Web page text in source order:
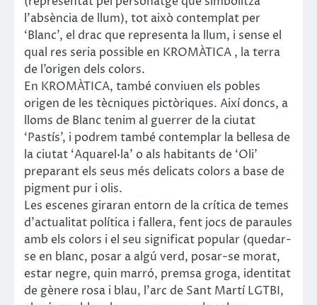
l’absència de llum), tot això contemplat per
‘Blanc’, el drac que representa la llum, i sense el
qual res seria possible en KROMÀTICA , la terra
de l’origen dels colors.
En KROMÀTICA, també conviuen els pobles
origen de les tècniques pictòriques. Així doncs, a
lloms de Blanc tenim al guerrer de la ciutat
‘Pastís’, i podrem també contemplar la bellesa de
la ciutat ‘Aquarel·la’ o als habitants de ‘Oli’
preparant els seus més delicats colors a base de
pigment pur i olis.
Les escenes giraran entorn de la crítica de temes
d’actualitat política i fallera, fent jocs de paraules
amb els colors i el seu significat popular (quedar-
se en blanc, posar a algú verd, posar-se morat,
estar negre, quin marró, premsa groga, identitat
de gènere rosa i blau, l’arc de Sant Martí LGTBI,